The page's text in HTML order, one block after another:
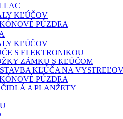
KĽÚČOV
PÚZDRA
KĽÚČOV
S ELEKTRONIKOU
ZÁMKU S KĽÚČOM
KĽÚČA NA
PÚZDRA
A PLANŽETY